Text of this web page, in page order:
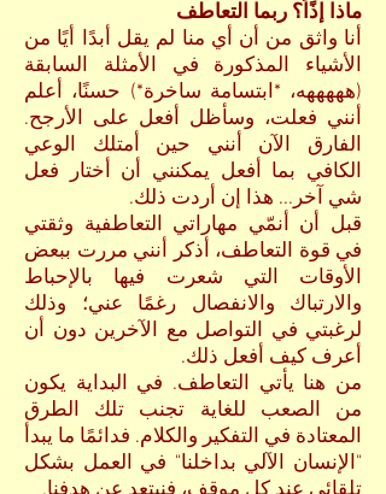
ماذا إذًاً؟ ربما التعاطف
أنا واثق من أن أي منا لم يقل أبدًا أيًا من
الأشياء المذكورة في الأمثلة السابقة
(هههههه، *ابتسامة ساخرة*) حسنًا، أعلم
أنني فعلت، وسأظل أفعل على الأرجح.
الفارق الآن أنني حين أمتلك الوعي
الكافي بما أفعل يمكنني أن أختار فعل
شي آخر... هذا إن أردت ذلك.
قبل أن أنمّي مهاراتي التعاطفية وثقتي
في قوة التعاطف، أذكر أنني مررت ببعض
الأوقات التي شعرت فيها بالإحباط
والارتباك والانفصال رغمًا عني؛ وذلك
لرغبتي في التواصل مع الآخرين دون أن
أعرف كيف أفعل ذلك.
من هنا يأتي التعاطف. في البداية يكون
من الصعب للغاية تجنب تلك الطرق
المعتادة في التفكير والكلام. فدائمًا ما يبدأ
"الإنسان الآلي بداخلنا" في العمل بشكل